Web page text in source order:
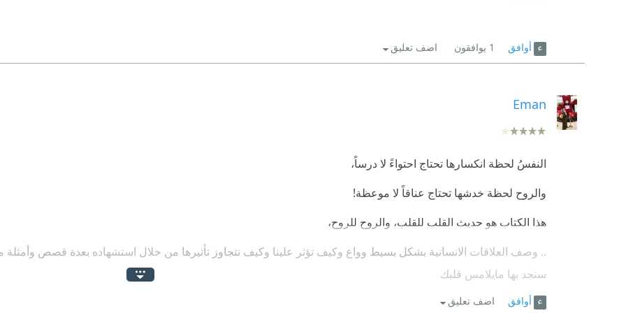
أوافق 1 يوافقون اضف تعليق
Eman
النفسُ لحظة انكسارها تحتاج احتواءً لا درساً،
⁠‫والروح لحظة خدشها تحتاج عناقاً لا موعظة!
هذا الكتاب هو حديث القلب للقلب، والروح للروح،
.. وصف العلاقات الانسانية بشكل بسيط وواع وكيف تؤثر علينا وكيف نتجاوز تأثيرها من خلال استشهاده بعدة قصص
ستجد بها مايلامس قلبك
تمرُّ بالإنسان لحظات لا يطيقُ أن يقولَ فيها كلمة،
أوافق اضف تعليق